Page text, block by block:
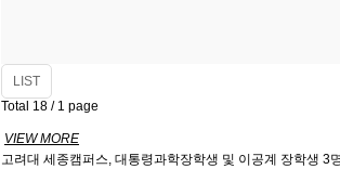
LIST
Total 18 /1 page
VIEW MORE
고려대 세종캠퍼스, 대통령과학장학생 및 이공계 장학생 3